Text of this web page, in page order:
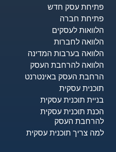
פתיחת עסק חדש
פתיחת חברה
הלוואות לעסקים​
הלוואה לחברות
הלוואה בערבות המדינה
הלוואה להרחבת העסק
הרחבת העסק באינטרנט
תוכנית עסקית
בניית תוכנית עסקית
הכנת תוכנית עסקית
להרחבת העסק
למה צריך תוכנית עסקית